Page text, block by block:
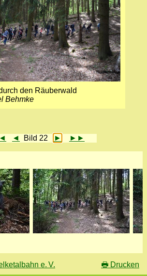
den Räuberwald
Behmke
◄ Bild 22 ► ►►
e. V. 🖶 Drucken